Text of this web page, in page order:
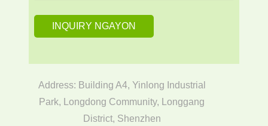
Address: Building A4, Yinlong Industrial
Park, Longdong Community, Longgang
District, Shenzhen